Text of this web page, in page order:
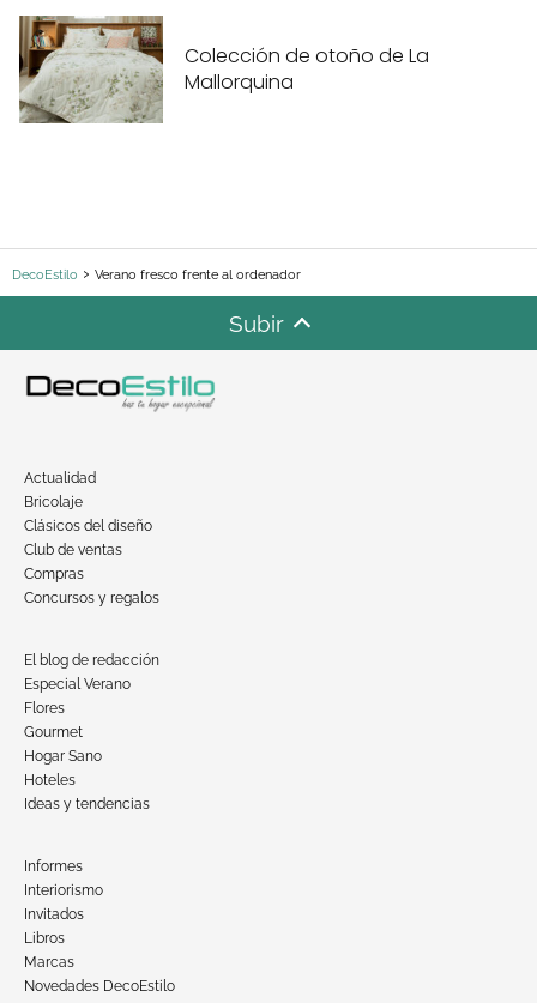
Colección de otoño de La
Mallorquina
DecoEstilo Verano fresco frente al ordenador
Subir
Actualidad
Bricolaje
Clásicos del diseño
Club de ventas
Compras
Concursos y regalos
El blog de redacción
Especial Verano
Flores
Gourmet
Hogar Sano
Hoteles
Ideas y tendencias
Informes
Interiorismo
Invitados
Libros
Marcas
Novedades DecoEstilo